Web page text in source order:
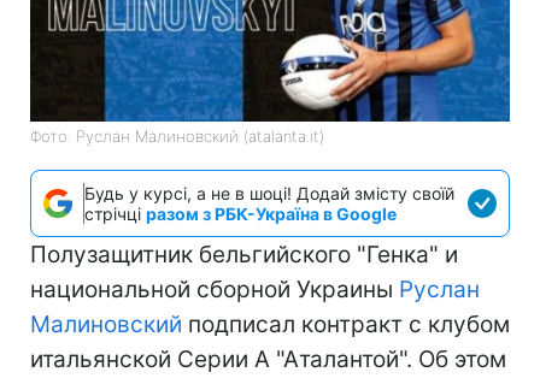
Фото: Руслан Малиновский (atalanta.it)
Будь у курсі, а не в шоці! Додай змісту своїй
стрічці разом з РБК-Україна в Google
Полузащитник бельгийского "Генка" и
национальной сборной Украины Руслан
Малиновский подписал контракт с клубом
итальянской Серии А "Аталантой". Об этом